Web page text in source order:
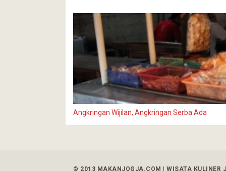
Angkringan Wijilan, Angkringan Serba Ada
© 2013 MAKANJOGJA.COM | WISATA KULINER